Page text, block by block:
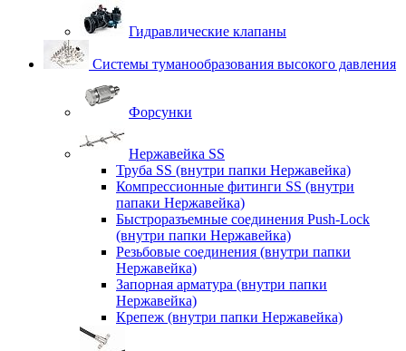
Гидравлические клапаны
Системы туманообразования высокого давления
Форсунки
Нержавейка SS
Труба SS (внутри папки Нержавейка)
Компрессионные фитинги SS (внутри
папаки Нержавейка)
Быстроразъемные соединения Push-Lock
(внутри папки Нержавейка)
Резьбовые соединения (внутри папки
Нержавейка)
Запорная арматура (внутри папки
Нержавейка)
Крепеж (внутри папки Нержавейка)